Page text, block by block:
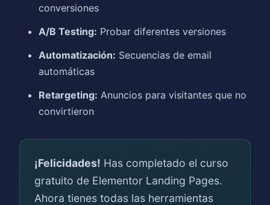
conversiones
A/B Testing: Probar diferentes versiones
Automatización: Secuencias de email
automáticas
Retargeting: Anuncios para visitantes que no
convirtieron
¡Felicidades! Has completado el curso
gratuito de Elementor Landing Pages.
Ahora tienes todas las herramientas